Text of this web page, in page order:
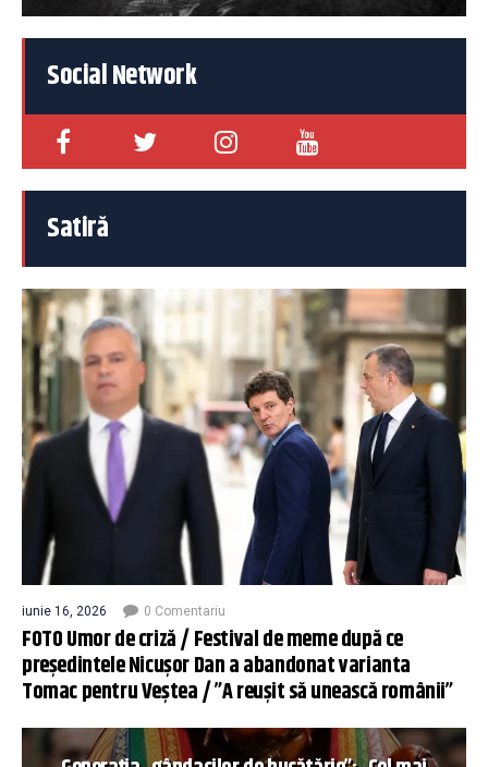
Social Network
Satiră
iunie 16, 2026 0 Comentariu
FOTO Umor de criză / Festival de meme după ce
președintele Nicușor Dan a abandonat varianta
Tomac pentru Veștea / ”A reușit să unească românii”